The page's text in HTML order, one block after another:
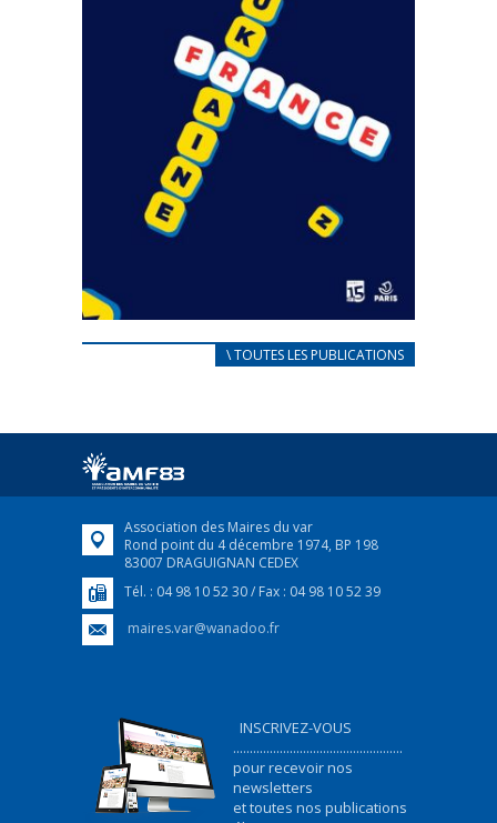
CARNET D’ACCUEIL
Afin d’accompagner au mieux les réfugiés
FEUILLETER
\ TOUTES LES PUBLICATIONS
Association des Maires du var
Rond point du 4 décembre 1974, BP 198
83007 DRAGUIGNAN CEDEX
Tél. : 04 98 10 52 30 / Fax : 04 98 10 52 39
maires.var@wanadoo.fr
INSCRIVEZ-VOUS
...................................................
pour recevoir nos
newsletters
et toutes nos publications